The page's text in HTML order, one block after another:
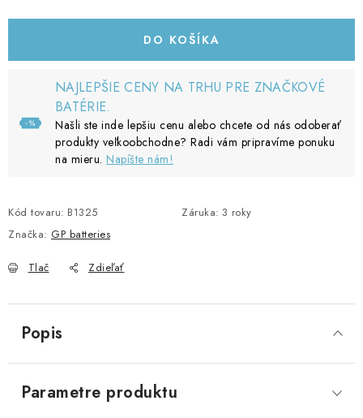
DO KOŠÍKA
NAJLEPŠIE CENY NA TRHU PRE ZNAČKOVÉ
BATÉRIE.
Našli ste inde lepšiu cenu alebo chcete od nás odoberať
produkty veľkoobchodne? Radi vám pripravíme ponuku
na mieru. Napíšte nám!
Kód tovaru: B1325 Záruka: 3 roky
Značka: GP batteries
Tlač Zdieľať
Popis
Parametre produktu